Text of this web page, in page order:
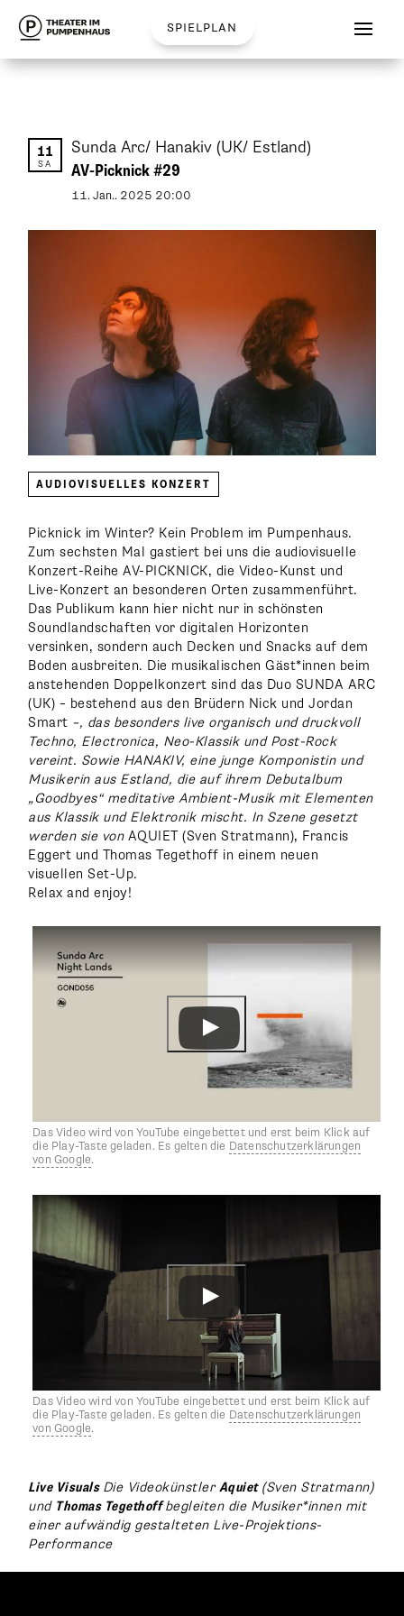
spielplan
11
SA
Sunda Arc/ Hanakiv(UK/ Estland)
AV-Picknick #29
11.Jan.. 2025 20:00
AUDIOVISUELLES KONZERT
Picknick im Winter? Kein Problem im Pumpenhaus.
Zum sechsten Mal gastiert bei uns die audiovisuelle
Konzert-Reihe AV-PICKNICK, die Video-Kunst und
Live-Konzert an besonderen Orten zusammenführt.
Das Publikum kann hier nicht nur in schönsten
Soundlandschaften vor digitalen Horizonten
versinken, sondern auch Decken und Snacks auf dem
Boden ausbreiten. Die musikalischen Gäst*innen beim
anstehenden Doppelkonzert sind das Duo SUNDA ARC
(UK) – bestehend aus den Brüdern Nick und Jordan
Smart –, das besonders live organisch und druckvoll
Techno, Electronica, Neo-Klassik und Post-Rock
vereint. Sowie HANAKIV, eine junge Komponistin und
Musikerin aus Estland, die auf ihrem Debutalbum
„Goodbyes“ meditative Ambient-Musik mit Elementen
aus Klassik und Elektronik mischt. In Szene gesetzt
werden sie von AQUIET (Sven Stratmann), Francis
Eggert und Thomas Tegethoff in einem neuen
visuellen Set-Up.
Relax and enjoy!
Das Video wird von YouTube eingebettet und erst beim Klick auf
die Play-Taste geladen. Es gelten die Datenschutzerklärungen
von Google.
Das Video wird von YouTube eingebettet und erst beim Klick auf
die Play-Taste geladen. Es gelten die Datenschutzerklärungen
von Google.
Live Visuals Die VideokünstlerAquiet(Sven Stratmann)
und Thomas Tegethoffbegleiten die Musiker*innen mit
einer aufwändig gestalteten Live-Projektions-
Performance